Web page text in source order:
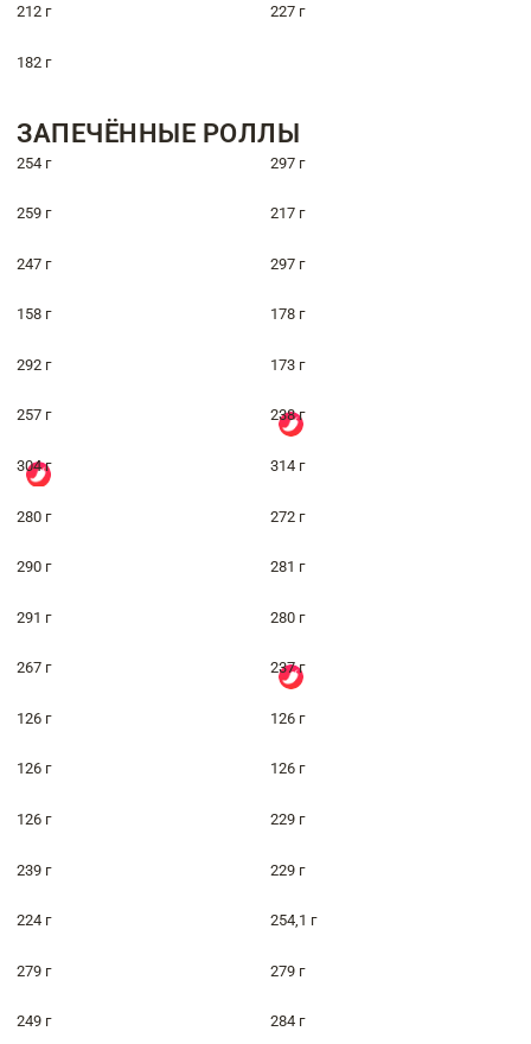
212 г 227 г
182 г
ЗАПЕЧЁННЫЕ РОЛЛЫ
254 г 297 г
259 г 217 г
247 г 297 г
158 г 178 г
292 г 173 г
257 г 238 г
304 г 314 г
280 г 272 г
290 г 281 г
291 г 280 г
267 г 237 г
126 г 126 г
126 г 126 г
126 г 229 г
239 г 229 г
224 г 254,1 г
279 г 279 г
249 г 284 г